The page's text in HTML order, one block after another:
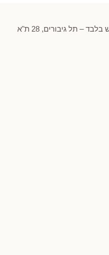
– תל גיבורים, 28 ת"א